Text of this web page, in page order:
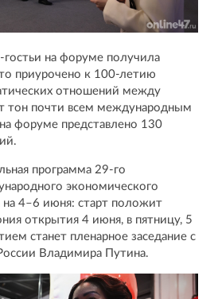
на форуме получила
приурочено к 100-летию
отношений между
тон почти всем международным
форуме представлено 130
программа 29-го
экономического
на 4–6 июня: старт положит
открытия 4 июня, в пятницу, 5
станет пленарное заседание с
Владимира Путина.